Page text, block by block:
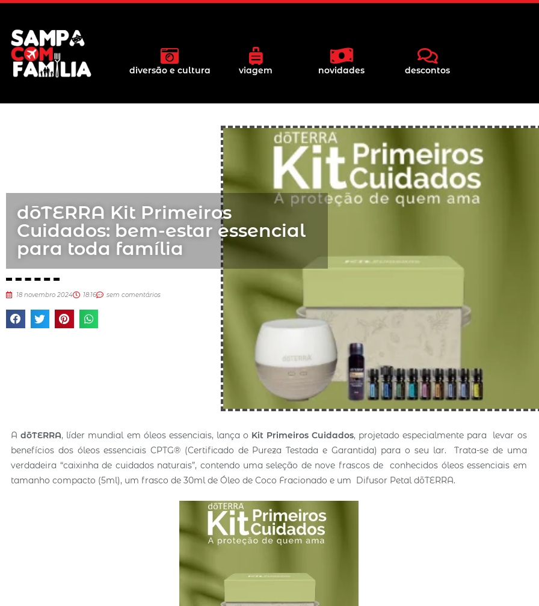
diversão e cultura viagem novidades descontos
dōTERRA Kit Primeiros
Cuidados: bem-estar essencial
para toda família
18 novembro 2024 18:16 sem comentários
AdōTERRA, líder mundial em óleos essenciais, lança o Kit Primeiros Cuidados, projetado especialmente para levar os
benefícios dos óleos essenciais CPTG® (Certificado de Pureza Testada e Garantida) para o seu lar. Trata-se de uma
verdadeira “caixinha de cuidados naturais”, contendo uma seleção de nove frascos de conhecidos óleos essenciais em
tamanho compacto (5ml), um frasco de 30ml de Óleo de Coco Fracionado e um Difusor Petal dōTERRA.